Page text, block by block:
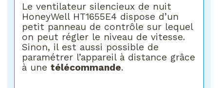
Le ventilateur silencieux de nuit
HoneyWell HT1655E4 dispose d’un
petit panneau de contrôle sur lequel
on peut régler le niveau de vitesse.
Sinon, il est aussi possible de
paramétrer l’appareil à distance grâce
à unetélécommande.